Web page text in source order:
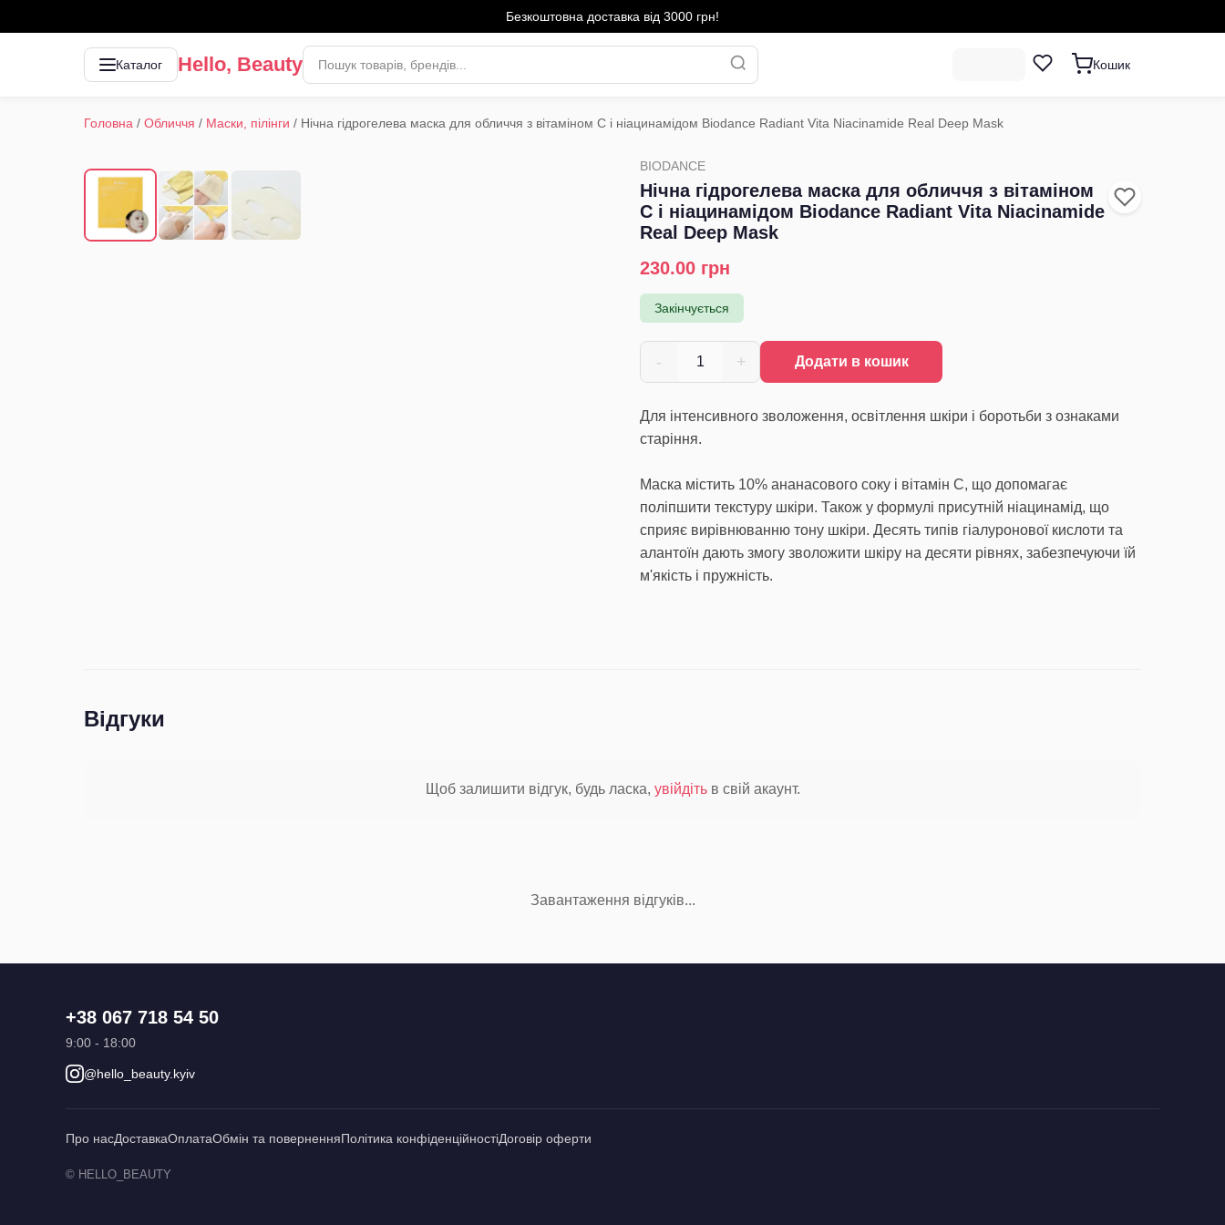
Безкоштовна доставка від 3000 грн!
Каталог Hello, Beauty Кошик
Головна / Обличчя / Маски, пілінги / Нічна гідрогелева маска для обличчя з вітаміном С і ніацинамідом Biodance Radiant Vita Niacinamide Real Deep Mask
3
BIODANCE
Нічна гідрогелева маска для обличчя з вітаміном
С і ніацинамідом Biodance Radiant Vita Niacinamide
Real Deep Mask
230.00 грн
Закінчується
- 1 + Додати в кошик
Для інтенсивного зволоження, освітлення шкіри і боротьби з ознаками
старіння.
Маска містить 10% ананасового соку і вітамін C, що допомагає
поліпшити текстуру шкіри. Також у формулі присутній ніацинамід, що
сприяє вирівнюванню тону шкіри. Десять типів гіалуронової кислоти та
алантоїн дають змогу зволожити шкіру на десяти рівнях, забезпечуючи їй
Відгуки
Щоб залишити відгук, будь ласка, увійдітьв свій акаунт.
Завантаження відгуків...
+38 067 718 54 50
9:00 - 18:00
@hello_beauty.kyiv
Про насДоставкаОплатаОбмін та поверненняПолітика конфіденційностіДоговір оферти
© HELLO_BEAUTY